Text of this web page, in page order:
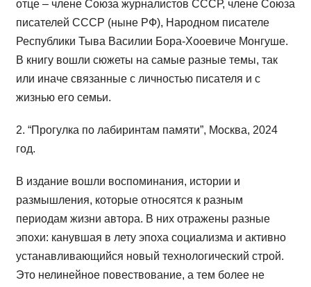
отце – члене Союза журналистов СССР, члене Союза
писателей СССР (ныне РФ), Народном писателе
Республики Тыва Василии Бора-Хооевиче Монгуше.
В книгу вошли сюжеты на самые разные темы, так
или иначе связанные с личностью писателя и с
жизнью его семьи.
2. “Прогулка по лабиринтам памяти”, Москва, 2024
год.
В издание вошли воспоминания, истории и
размышления, которые относятся к разным
периодам жизни автора. В них отражены разные
эпохи: канувшая в лету эпоха социализма и активно
устанавливающийся новый технологический строй.
Это нелинейное повествование, а тем более не